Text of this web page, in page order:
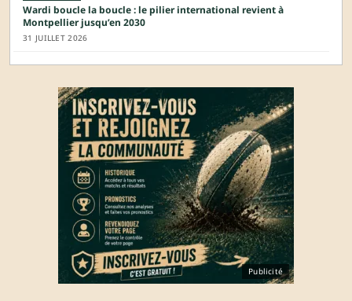
Wardi boucle la boucle : le pilier international revient à
Montpellier jusqu’en 2030
31 JUILLET 2026
Publicité